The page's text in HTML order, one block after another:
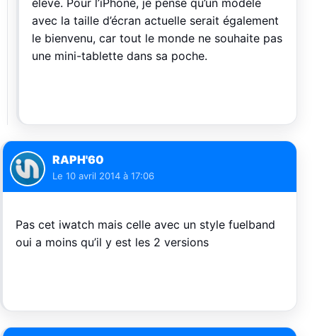
élevé. Pour l’iPhone, je pense qu’un modèle
avec la taille d’écran actuelle serait également
le bienvenu, car tout le monde ne souhaite pas
une mini-tablette dans sa poche.
RAPH'60
Le 10 avril 2014 à 17:06
Pas cet iwatch mais celle avec un style fuelband
oui a moins qu’il y est les 2 versions